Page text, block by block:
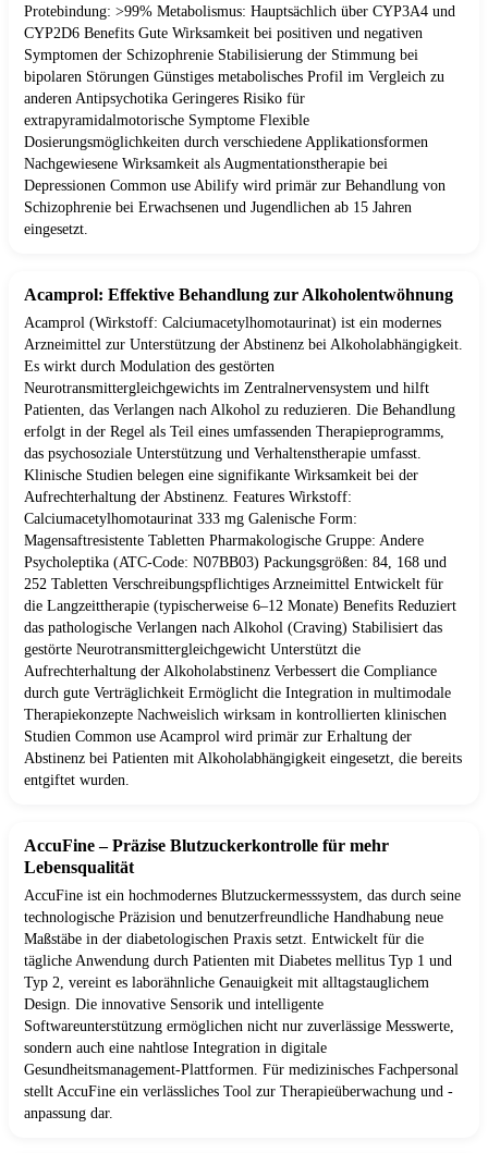
Protebindung: >99% Metabolismus: Hauptsächlich über CYP3A4 und
CYP2D6 Benefits Gute Wirksamkeit bei positiven und negativen
Symptomen der Schizophrenie Stabilisierung der Stimmung bei
bipolaren Störungen Günstiges metabolisches Profil im Vergleich zu
anderen Antipsychotika Geringeres Risiko für
extrapyramidalmotorische Symptome Flexible
Dosierungsmöglichkeiten durch verschiedene Applikationsformen
Nachgewiesene Wirksamkeit als Augmentationstherapie bei
Depressionen Common use Abilify wird primär zur Behandlung von
Schizophrenie bei Erwachsenen und Jugendlichen ab 15 Jahren
eingesetzt.
Acamprol: Effektive Behandlung zur Alkoholentwöhnung
Acamprol (Wirkstoff: Calciumacetylhomotaurinat) ist ein modernes
Arzneimittel zur Unterstützung der Abstinenz bei Alkoholabhängigkeit.
Es wirkt durch Modulation des gestörten
Neurotransmittergleichgewichts im Zentralnervensystem und hilft
Patienten, das Verlangen nach Alkohol zu reduzieren. Die Behandlung
erfolgt in der Regel als Teil eines umfassenden Therapieprogramms,
das psychosoziale Unterstützung und Verhaltenstherapie umfasst.
Klinische Studien belegen eine signifikante Wirksamkeit bei der
Aufrechterhaltung der Abstinenz. Features Wirkstoff:
Calciumacetylhomotaurinat 333 mg Galenische Form:
Magensaftresistente Tabletten Pharmakologische Gruppe: Andere
Psycholeptika (ATC-Code: N07BB03) Packungsgrößen: 84, 168 und
252 Tabletten Verschreibungspflichtiges Arzneimittel Entwickelt für
die Langzeittherapie (typischerweise 6–12 Monate) Benefits Reduziert
das pathologische Verlangen nach Alkohol (Craving) Stabilisiert das
gestörte Neurotransmittergleichgewicht Unterstützt die
Aufrechterhaltung der Alkoholabstinenz Verbessert die Compliance
durch gute Verträglichkeit Ermöglicht die Integration in multimodale
Therapiekonzepte Nachweislich wirksam in kontrollierten klinischen
Studien Common use Acamprol wird primär zur Erhaltung der
Abstinenz bei Patienten mit Alkoholabhängigkeit eingesetzt, die bereits
entgiftet wurden.
AccuFine – Präzise Blutzuckerkontrolle für mehr
Lebensqualität
AccuFine ist ein hochmodernes Blutzuckermesssystem, das durch seine
technologische Präzision und benutzerfreundliche Handhabung neue
Maßstäbe in der diabetologischen Praxis setzt. Entwickelt für die
tägliche Anwendung durch Patienten mit Diabetes mellitus Typ 1 und
Typ 2, vereint es laborähnliche Genauigkeit mit alltagstauglichem
Design. Die innovative Sensorik und intelligente
Softwareunterstützung ermöglichen nicht nur zuverlässige Messwerte,
sondern auch eine nahtlose Integration in digitale
Gesundheitsmanagement-Plattformen. Für medizinisches Fachpersonal
stellt AccuFine ein verlässliches Tool zur Therapieüberwachung und -
anpassung dar.